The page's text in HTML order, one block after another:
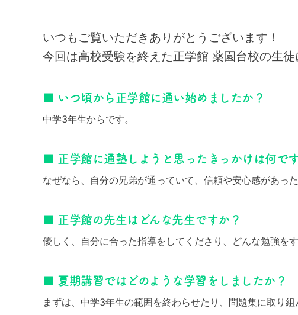
いつもご覧いただきありがとうございます！
今回は高校受験を終えた正学館 薬園台校の生徒
■ いつ頃から正学館に通い始めましたか？
中学3年生からです。
■ 正学館に通塾しようと思ったきっかけは何で
なぜなら、自分の兄弟が通っていて、信頼や安心感があった
■ 正学館の先生はどんな先生ですか？
優しく、自分に合った指導をしてくださり、どんな勉強を
■ 夏期講習ではどのような学習をしましたか？
まずは、中学3年生の範囲を終わらせたり、問題集に取り組